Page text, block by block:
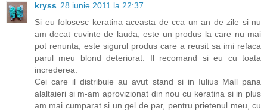
kryss 28 iunie 2011 la 22:37
Si eu folosesc keratina aceasta de cca un an de zile si nu
am decat cuvinte de lauda, este un produs la care nu mai
pot renunta, este sigurul produs care a reusit sa imi refaca
parul meu blond deteriorat. Il recomand si eu cu toata
increderea.
Cei care il distribuie au avut stand si in Iulius Mall pana
alaltaieri si m-am aprovizionat din nou cu keratina si in plus
am mai cumparat si un gel de par, pentru prietenul meu, cu